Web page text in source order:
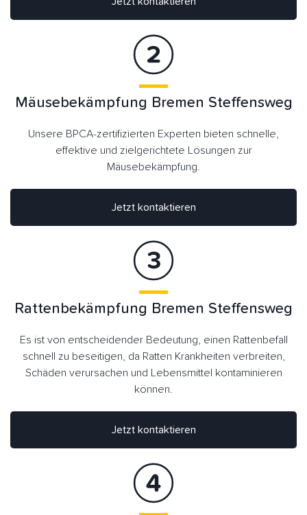
Jetzt kontaktieren
Mäusebekämpfung Bremen Steffensweg
Unsere BPCA-zertifizierten Experten bieten schnelle,
effektive und zielgerichtete Lösungen zur
Mäusebekämpfung.
Rattenbekämpfung Bremen Steffensweg
Es ist von entscheidender Bedeutung, einen Rattenbefall
schnell zu beseitigen, da Ratten Krankheiten verbreiten,
Schäden verursachen und Lebensmittel kontaminieren
können.
Jetzt kontaktieren